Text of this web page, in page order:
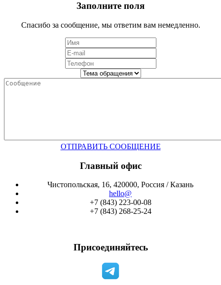
Заполните поля
Спасибо за сообщение, мы ответим вам немедленно.
ОТПРАВИТЬ СООБЩЕНИЕ
Главный офис
Чистопольская, 16, 420000, Россия / Казань
hello@
+7 (843) 223-00-08
+7 (843) 268-25-24
Присоединяйтесь